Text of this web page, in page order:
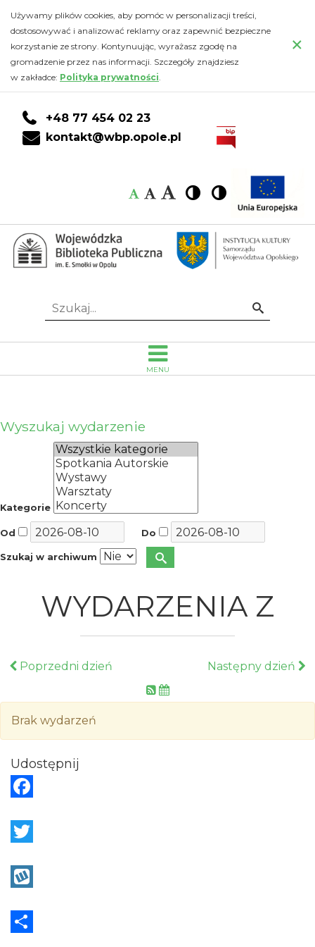
Kalendarz
Wojewódzka
Biblioteka
Publiczna
Emanuela
Smołki
w
Opolu
do
głównej
treści
DO
KONTA
CZYTELNIKA
DO
WYSZUKIWARKI
do
stopki
Używamy plików cookies, aby pomóc w personalizacji treści,
dostosowywać i analizować reklamy oraz zapewnić bezpieczne
korzystanie ze strony. Kontynuując, wyrażasz zgodę na
gromadzenie przez nas informacji. Szczegóły znajdziesz
w zakładce: Polityka prywatności.
×
+48 77 454 02 23
kontakt@wbp.opole.pl
Czcionka:
Czcionka
Czcionka
Czcionka
Wysoki
kontrast
Wysoki
kontrast
Idź
Szukaj...
MENU
Wyszukaj wydarzenie
Kategorie
Od Do
Szukaj w archiwum
WYDARZENIA Z
Poprzedni dzień Następny dzień
Brak wydarzeń
Udostępnij
a
e
o
w
ty